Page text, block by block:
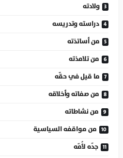
ولادته
دراسته وتدريسه
من أساتذته
من تلامذته
ما قيل في حقّه
من صفاته وأخلاقه
من نشاطاته
من مواقفه السياسية
جدّه لأُمّه